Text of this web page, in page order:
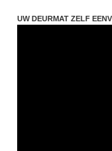
UW DEURMAT ZELF